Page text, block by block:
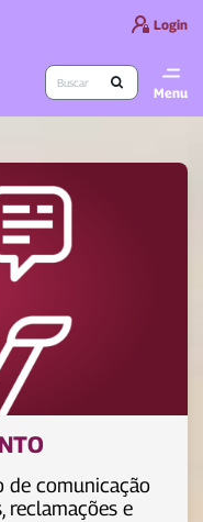
Login
Menu
de comunicação
reclamações e